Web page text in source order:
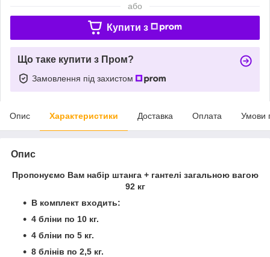
або
Купити з
Що таке купити з Пром?
Замовлення під захистом
Опис Характеристики Доставка Оплата Умови
Опис
Пропонуємо Вам набір штанга + гантелі загальною вагою
92 кг
В комплект входить:
4 бліни по 10 кг.
4 бліни по 5 кг.
8 блінів по 2,5 кг.